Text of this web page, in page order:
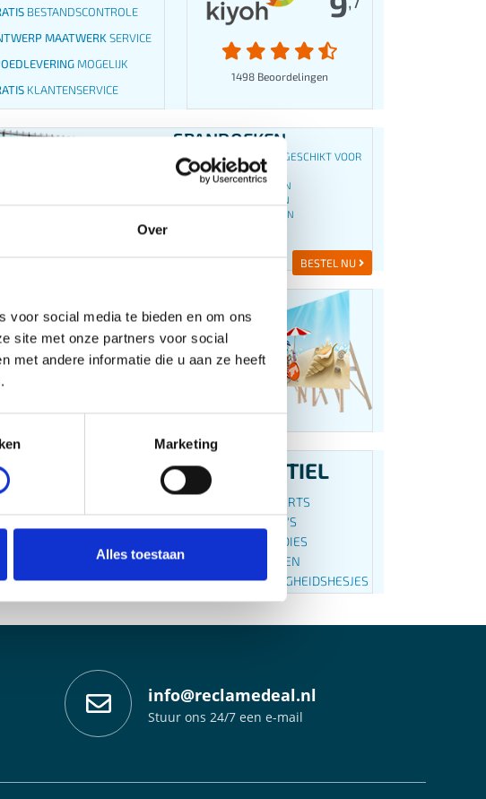
Over
voor social media te bieden en om ons
site met onze partners voor social
met andere informatie die u aan ze heeft
Marketing
Alles toestaan
BESTANDSCONTROLE
MAATWERK SERVICE
MOGELIJK
KLANTENSERVICE
1498 Beoordelingen
SPANDOEKEN
DIVERSE MATERIALEN, GESCHIKT VOOR
O.A.
PROMOTIE SPANDOEKEN
BOUWHEK SPANDOEKEN
DRANGHEK SPANDOEKEN
BESTEL NU
RAAMBORDEN
BASICEN
BESTEL NU
TEXTIEL
T-SHIRTS
POLO'S
HOODIES
JASSEN
VEILIGHEIDSHESJES
info@reclamedeal.nl
Stuur ons 24/7 een e-mail